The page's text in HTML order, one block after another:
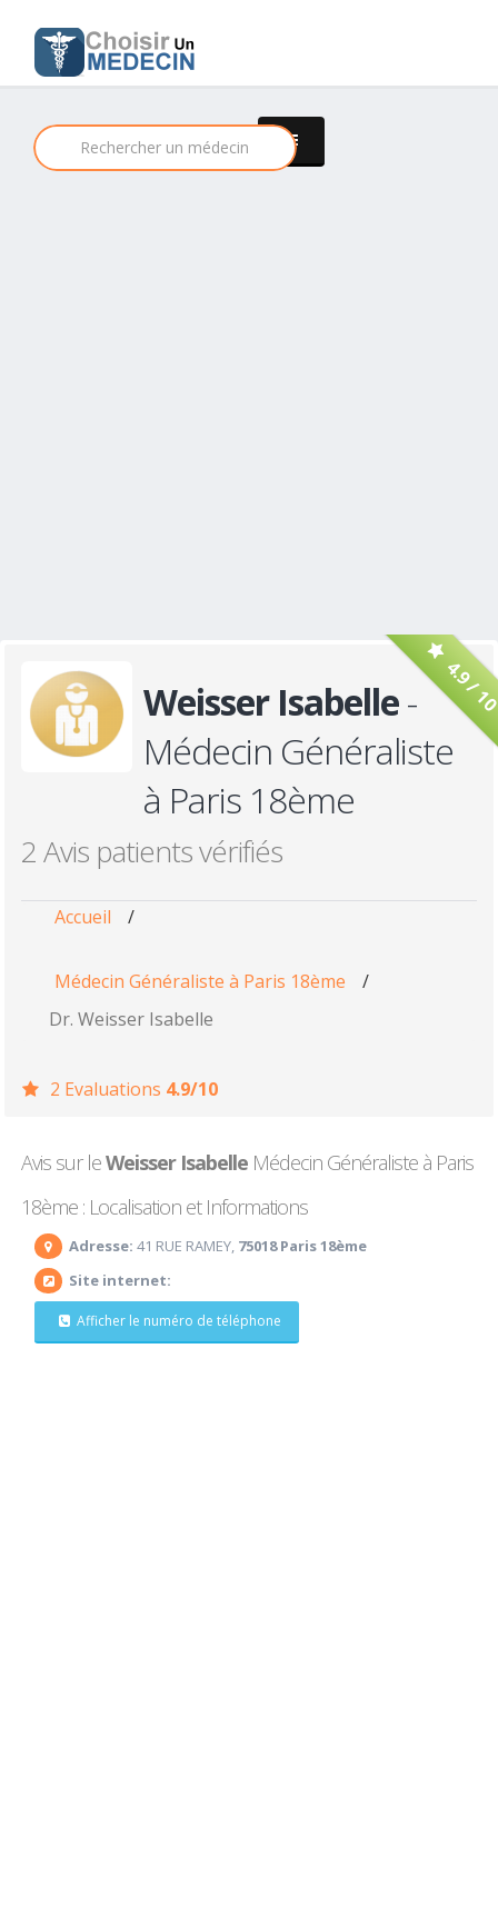
4.9 /
Weisser Isabelle-
Médecin Généraliste
à Paris 18ème
2 Avis patients vérifiés
Accueil /
Médecin Généraliste à Paris 18ème
/
Dr. Weisser Isabelle
2 Evaluations 4.9/10
Avis sur leWeisser Isabelle Médecin Généraliste à Paris
18ème : Localisation et Informations
Adresse: 41 RUE RAMEY, 75018 Paris 18ème
Site internet:
Afficher le numéro de téléphone